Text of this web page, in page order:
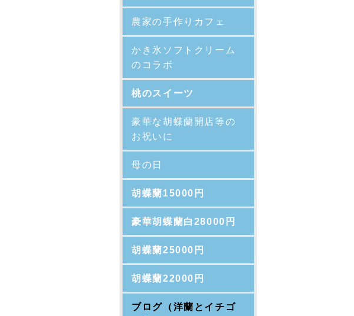
農家の手作りカフェ
かき氷ソフトクリーム
のコラボ
桃のスイーツ
豪華な胡蝶蘭開店等の
お祝いに
母の日
胡蝶蘭15000円
豪華胡蝶蘭白28000円
胡蝶蘭25000円
胡蝶蘭22000円
ブログ（洋蘭とイチゴ